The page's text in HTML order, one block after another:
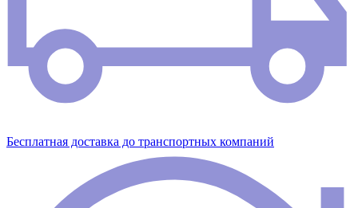
Бесплатная доставка до транспортных компаний